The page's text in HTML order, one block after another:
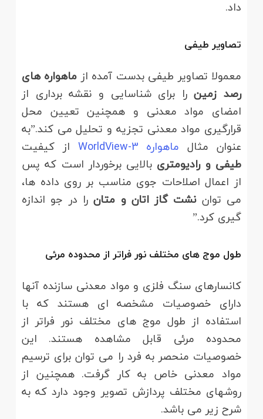
داد.
تصاویر طیفی
معمولا تصاویر طیفی بدست آمده از ماهواره های
رصد زمینرا برای شناسایی و نقشه برداری از
امضای مواد معدنی و همچنین تعیین محل
قرارگیری مواد معدنی تجزیه و تحلیل می کند.”به
عنوان مثال ماهواره WorldView-3
از کیفیت
طیفی و رادیومتری بالایی برخوردار است که پس
از اعمال اصلاحات جوی مناسب بر روی داده ها،
می تواننشت گاز اتان و متانرا در جو اندازه
گیری کرد.”
طول موج های مختلف نور فراتر از محدوده مرئی
کانسارهای سنگ فلزی و مواد معدنی سازنده آنها
دارای خصوصیات مشخصه ای هستند که با
استفاده از طول موج های مختلف نور فراتر از
محدوده مرئی قابل مشاهده هستند. این
خصوصیات منحصر به فرد را می توان برای ترسیم
مواد معدنی خاص به کار گرفت. همچنین از
روشهای مختلف پردازش تصویر وجود دارد که به
شرح زیر می باشد.